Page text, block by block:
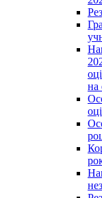
на